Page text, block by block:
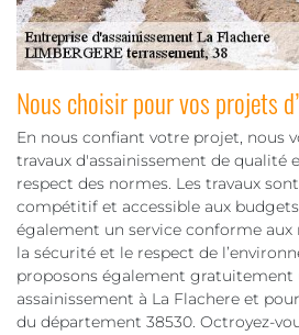
Nous choisir pour vos projets
En nous confiant votre projet, nous
travaux d'assainissement de qualité
respect des normes. Les travaux
compétitif et accessible aux
également un service conforme
la sécurité et le respect de
proposons également gratuitement
assainissement à La Flachere et
du département 38530. Octroyez-